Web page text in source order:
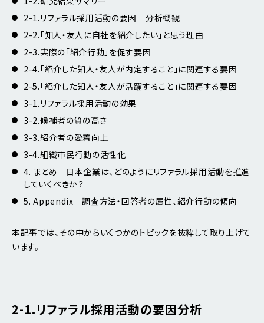
2-1.リファラル採用活動の要因 分析概観
2-2.「知人・友人に自社を紹介したい」と思う理由
2-3.実際の「紹介行動」を促す要因
2-4.「紹介した知人・友人が内定すること」に関連する要因
2-5.「紹介した知人・友人が活躍すること」に関連する要因
3-1.リファラル採用活動の効果
3-2.候補者の質の高さ
3-3.紹介者の愛着向上
3-4.組織市民行動の活性化
4. まとめ 日本企業は、どのようにリファラル採用活動を推進
していくべきか？
5. Appendix 調査方法・回答者の属性、紹介行動の傾向
本記事では、その中からいくつかのトピックを抜粋して取り上げて
います。
2-1.リファラル採用活動の要因分析